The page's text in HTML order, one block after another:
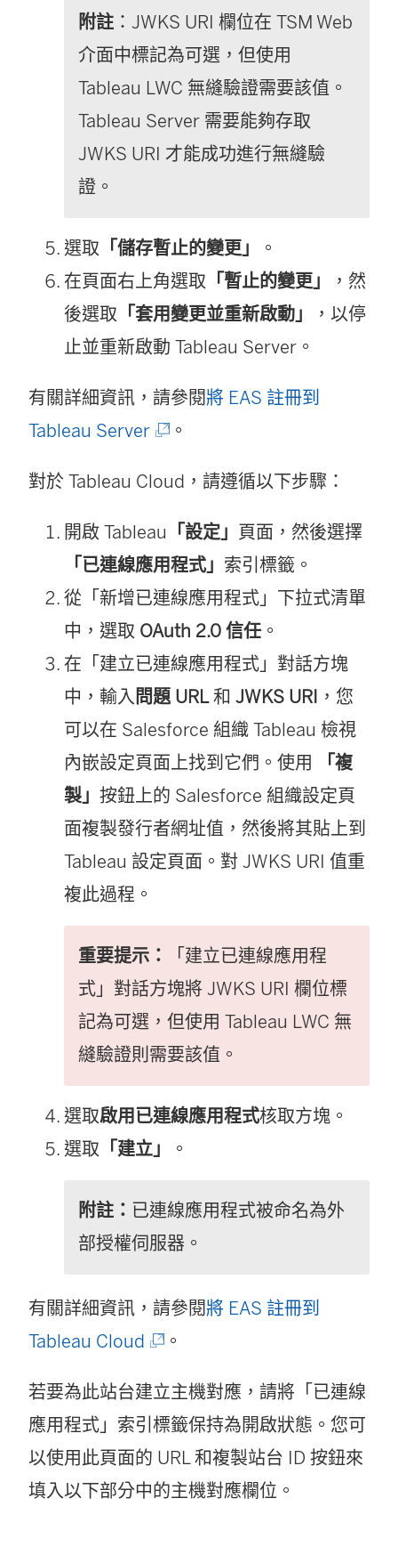
附註 ：JWKS URI 欄位在 TSM Web
介面中標記為可選，但使用
Tableau LWC 無縫驗證需要該值。
Tableau Server 需要能夠存取
JWKS URI 才能成功進行無縫驗
證。
選取 「儲存暫止的變更」
。
在頁面右上角選取 「暫止的變更」
，然
後選取 「套用變更並重新啟動」
，以停
止並重新啟動 Tableau Server。
有關詳細資訊，請參閱將 EAS 註冊到
Tableau Server(
在
新
視
窗
開
啟
)
。
對於 Tableau Cloud ，請遵循以下步驟：
開啟 Tableau 「設定」 頁面，然後選擇
「已連線應用程式」 索引標籤。
從「新增已連線應用程式」下拉式清單
中，選取 OAuth 2.0 信任 。
在「建立已連線應用程式」對話方塊
中，輸入 問題 URL和 JWKS URI ，您
可以在 Salesforce 組織 Tableau 檢視
內嵌設定頁面上找到它們。使用
「複
製」 按鈕上的 Salesforce 組織設定頁
面複製發行者網址值，然後將其貼上到
Tableau 設定頁面。對 JWKS URI 值重
複此過程。
重要提示：
「建立已連線應用程
式」對話方塊將 JWKS URI 欄位標
記為可選，但使用 Tableau LWC 無
縫驗證則需要該值。
選取啟用已連線應用程式核取方塊。
選取 「建立」 。
附註： 已連線應用程式被命名為外
部授權伺服器。
有關詳細資訊，請參閱將 EAS 註冊到
Tableau Cloud (
結
在
新
視
。
若要為此站台建立主機對應，請將「已連線
應用程式」索引標籤保持為開啟狀態。您可
以使用此頁面的 URL 和複製站台 ID 按鈕來
填入以下部分中的主機對應欄位。